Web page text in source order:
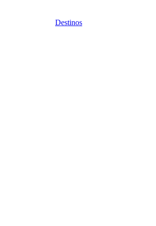
Destinos